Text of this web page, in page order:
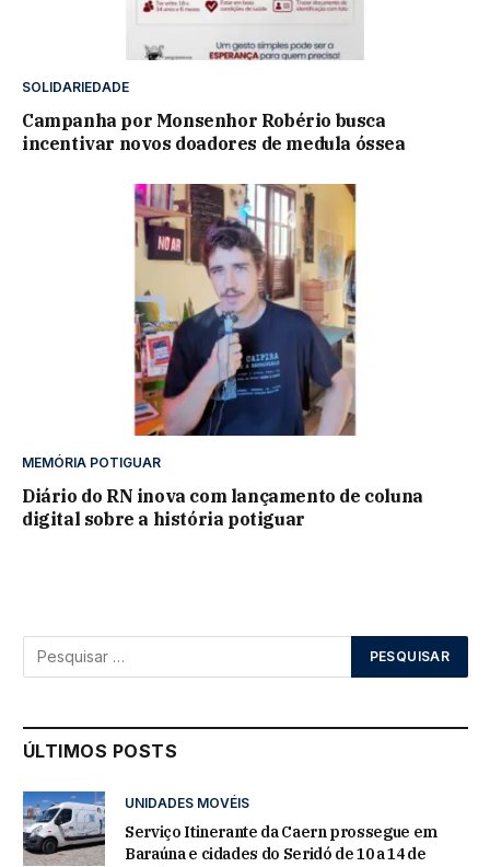
SOLIDARIEDADE
Campanha por Monsenhor Robério busca
incentivar novos doadores de medula óssea
MEMÓRIA POTIGUAR
Diário do RN inova com lançamento de coluna
digital sobre a história potiguar
ÚLTIMOS POSTS
UNIDADES MOVÉIS
Serviço Itinerante da Caern prossegue em
Baraúna e cidades do Seridó de 10 a 14 de